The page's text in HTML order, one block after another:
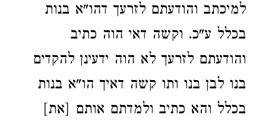
למיכתב והודעתם לזרעך דהו"א בנות
בכלל ע"כ. וקשה דאי הוה כתיב
והודעתם לזרעך לא הוה ידעינן להקדים
בנו לבן בנו ותו קשה דאיך הו"א בנות
בכלל והא כתיב ולמדתם אותם [את]